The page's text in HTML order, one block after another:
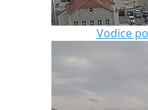
Vodice